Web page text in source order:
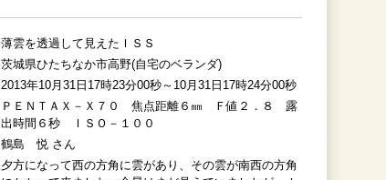
薄雲を透過して見えたＩＳＳ
茨城県ひたちなか市高野(自宅のベランダ)
2013年10月31日17時23分00秒～10月31日17時24分00秒
ＰＥＮＴＡＸ－Ｘ７０ 焦点距離６㎜ Ｆ値２．８ 露
出時間６秒 ＩＳＯ－１００
鶴島 悦 さん
夕方になって西の方角に雲があり、その雲が南西の方角